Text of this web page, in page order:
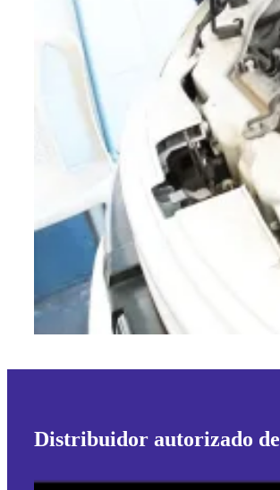
Distribuidor autorizado